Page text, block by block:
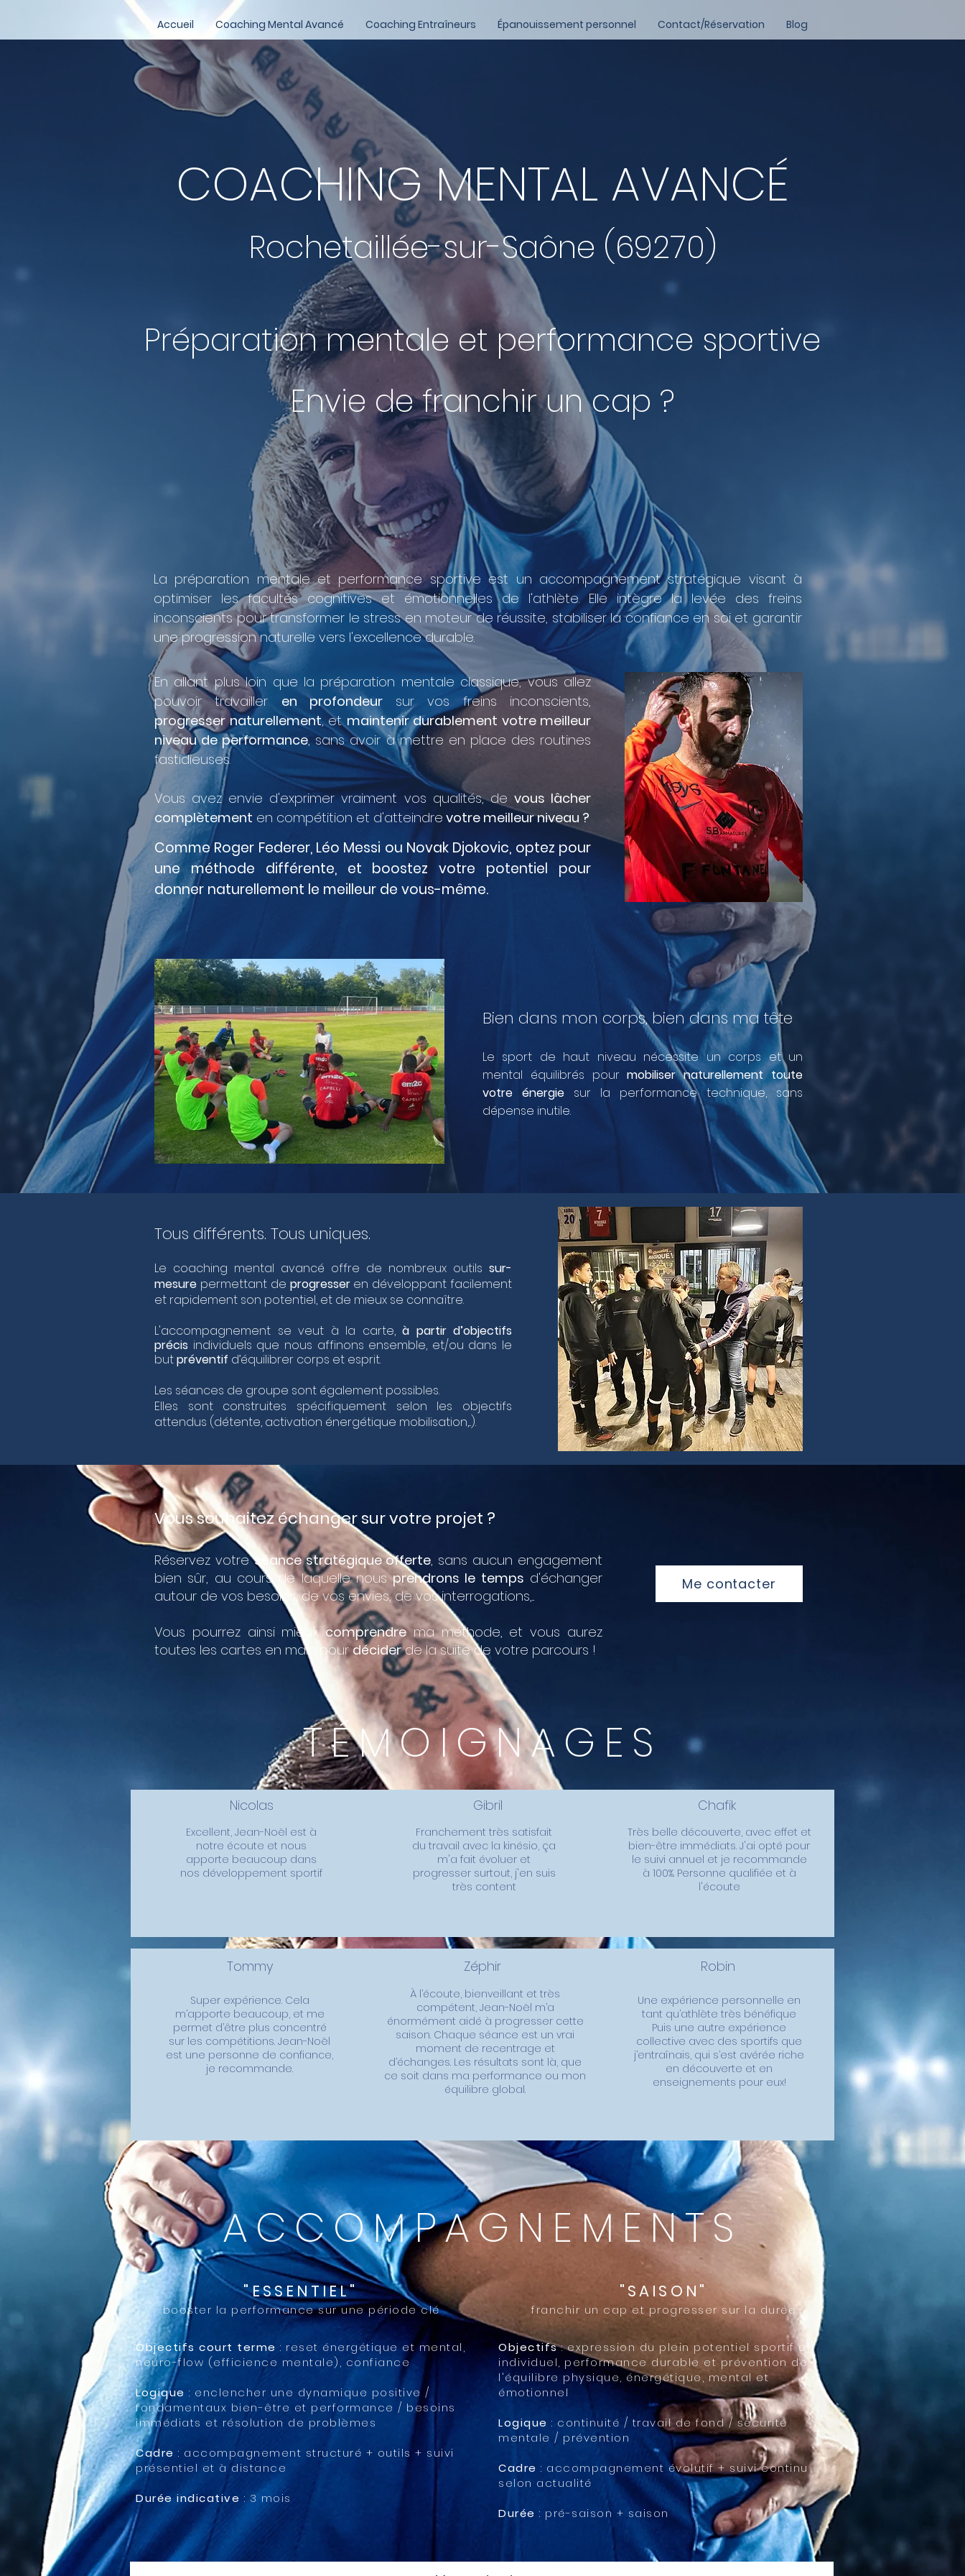
Accueil Coaching Mental Avancé Coaching Entraîneurs Épanouissement personnel Contact/Réservation Blog
COACHING MENTAL AVANCÉ
Rochetaillée-sur-Saône (69270)
Préparation mentale et performance sportive
Envie de franchir un cap ?
La préparation mentale et performance sportive est un accompagnement stratégique visant à
optimiser les facultés cognitives et émotionnelles de l'athlète. Elle intègre la levée des freins
inconscients pour transformer le stress en moteur de réussite, stabiliser la confiance en soi et garantir
une progression naturelle vers l'excellence durable.
​En allant plus loin que la préparation mentale classique, vous allez
pouvoir travailler en profondeursur vos freins inconscients,
progresser naturellement, etmaintenir durablement votre meilleur
niveau de performance, sans avoir à mettre en place des routines
fastidieuses.
Vous avez envie d'exprimer vraiment vos qualités, de vous lâcher
complètement en compétition et d'atteindre votre meilleur niveau ?
Comme Roger Federer, Léo Messi ou Novak Djokovic, optez pour
une méthode différente, et boostez votre potentiel pour
donner naturellement le meilleur de vous-même.
Bien dans mon corps, bien dans ma tête​
Le sport de haut niveau nécessite un corps et un
mental équilibrés pourmobiliser naturellement toute
votre énergie sur la performance technique, sans
dépense inutile.
Tous différents. Tous uniques.
Le coaching mental avancé offre de nombreux outils sur-
mesure permettant de progresseren développant facilement
et rapidement son potentiel, et de mieux se connaître.
L'accompagnement se veut à la carte, à partir d’objectifs
précis individuels que nous affinons ensemble, et/ou dans le
butpréventif d’équilibrer corps et esprit.
Les séances de groupe sont également possibles.
Elles sont construites spécifiquement selon les objectifs
attendus (détente, activation énergétique mobilisation,...).
Vous souhaitez échanger sur votre projet ?
Réservez votreséance stratégique offerte, sans aucun engagement
bien sûr, au cours de laquelle nousprendrons le temps d'échanger
autour de vos besoins, de vos envies, de vos interrogations,...
Vous pourrez ainsi mieuxcomprendrema méthode, et vous aurez
toutes les cartes en main pourdéciderde la suite de votre parcours !
Me contacter
TÉMOIGNAGES
Nicolas
Excellent, Jean-Noël est à
notre écoute et nous
apporte beaucoup dans
nos développement sportif
Gibril
Franchement très satisfait
du travail avec la kinésio, ça
m'a fait évoluer et
progresser surtout, j'en suis
très content
Chafik
Très belle découverte, avec effet et
bien-être immédiats. J'ai opté pour
le suivi annuel et je recommande
à 100%. Personne qualifiée et à
l'écoute
Tommy
Super expérience. Cela
m’apporte beaucoup, et me
permet d’être plus concentré
sur les compétitions. Jean-Noël
est une personne de confiance,
je recommande.
Zéphir
À l’écoute, bienveillant et très
compétent, Jean-Noël m’a
énormément aidé à progresser cette
saison. Chaque séance est un vrai
moment de recentrage et
d’échanges. Les résultats sont là, que
ce soit dans ma performance ou mon
équilibre global.
Robin
Une expérience personnelle en
tant qu’athlète très bénéfique
Puis une autre expérience
collective avec des sportifs que
j’entraînais, qui s’est avérée riche
en découverte et en
enseignements pour eux!
ACCOMPAGNEMENTS
"ESSENTIEL"
booster la performance sur une période clé
Objectifs court terme : reset énergétique et mental,
neuro-flow (efficience mentale), confiance
Logique : enclencher une dynamique positive /
fondamentaux bien-être et performance / besoins
immédiats et résolution de problèmes
Cadre : accompagnement structuré + outils + suivi
présentiel et à distance
Durée indicative : 3 mois
"SAISON"
franchir un cap et progresser sur la durée
Objectifs: expression du plein potentiel sportif et
individuel, performance durable et prévention de
l'équilibre physique, énergétique, mental et
émotionnel
Logique : continuité / travail de fond / sécurité
mentale / prévention
Cadre : accompagnement évolutif + suivi continu
selon actualité
Durée : pré-saison + saison